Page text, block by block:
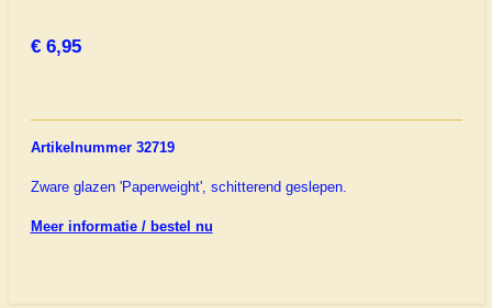
€ 6,95
Artikelnummer 32719
Zware glazen 'Paperweight', schitterend geslepen.
Meer informatie / bestel nu